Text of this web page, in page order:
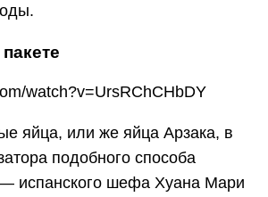
watch?v=UrsRChCHbDY
яйца, или же яйца Арзака, в
подобного способа
испанского шефа Хуана Мари